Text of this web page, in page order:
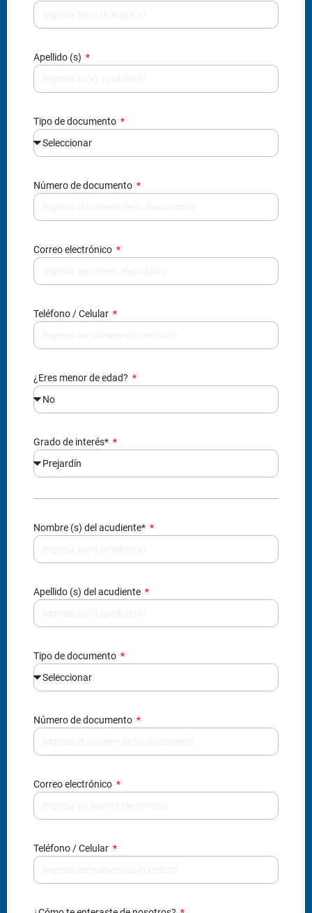
Apellido (s)
Tipo de documento
Número de documento
Correo electrónico
Teléfono / Celular
¿Eres menor de edad?
Grado de interés*
Nombre (s) del acudiente*
Apellido (s) del acudiente
Tipo de documento
Número de documento
Correo electrónico
Teléfono / Celular